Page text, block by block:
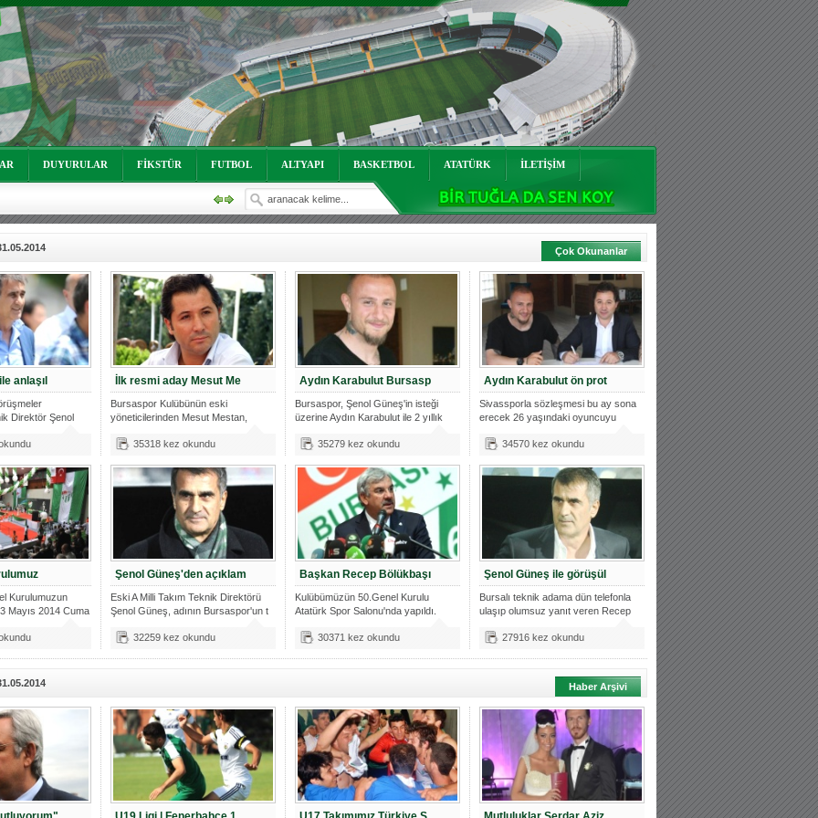
DUYURULAR FİKSTÜR FUTBOL ALTYAPI BASKETBOL ATATÜRK İLETİŞİM
Çok Okunanlar
anlaşıl
Direktör Şenol
İlk resmi aday Mesut Me
Bursaspor Kulübünün eski
yöneticilerinden Mesut Mestan,
35318 kez okundu
Aydın Karabulut Bursasp
Bursaspor, Şenol Güneş'in isteği
üzerine Aydın Karabulut ile 2 yıllık
35279 kez okundu
Aydın Karabulut ön prot
Sivassporla sözleşmesi bu ay sona
erecek 26 yaşındaki oyuncuyu
34570 kez okundu
Kurulumuzun
Mayıs 2014 Cuma
Şenol Güneş'den açıklam
Eski A Milli Takım Teknik Direktörü
Şenol Güneş, adının Bursaspor'un t
32259 kez okundu
Başkan Recep Bölükbaşı
Kulübümüzün 50.Genel Kurulu
Atatürk Spor Salonu'nda yapıldı.
30371 kez okundu
Şenol Güneş ile görüşül
Bursalı teknik adama dün telefonla
ulaşıp olumsuz yanıt veren Recep
27916 kez okundu
Haber Arşivi